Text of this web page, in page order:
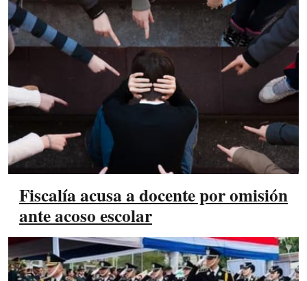
Fiscalía acusa a docente por omisión
ante acoso escolar